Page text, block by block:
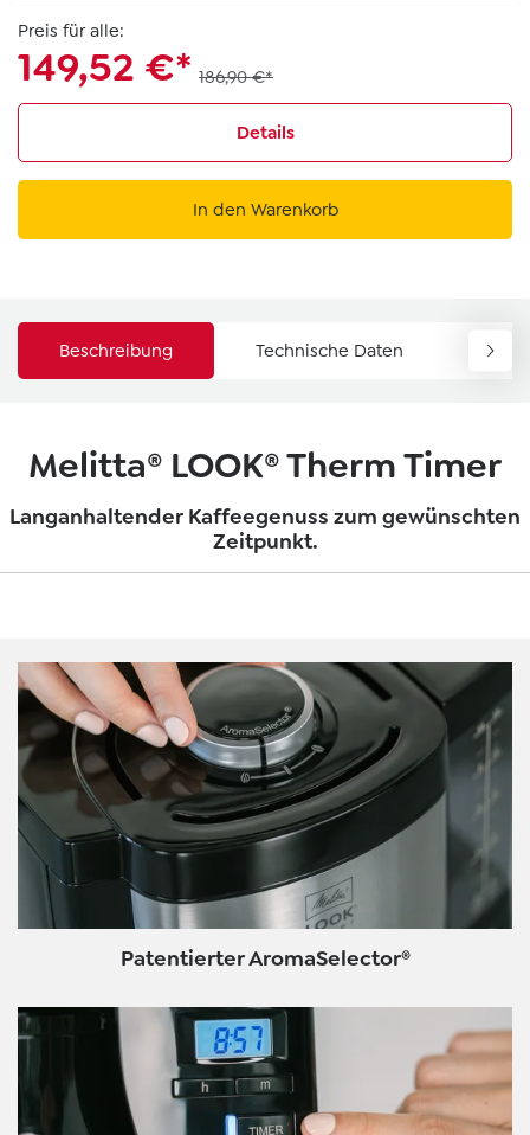
Preis für alle:
149,52 €* 186,90 €*
Details
In den Warenkorb
Beschreibung Technische Daten
Melitta® LOOK® Therm Timer
Langanhaltender Kaffeegenuss zum gewünschten
Zeitpunkt.
Patentierter AromaSelector®